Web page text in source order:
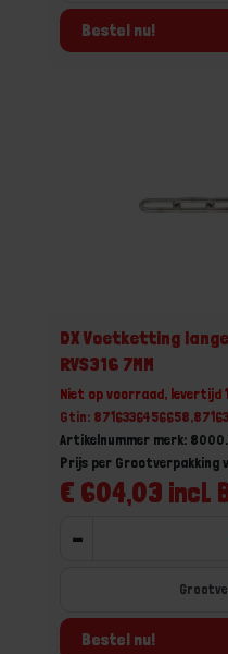
Bestel nu!
DX Voetketting
RVS316 7MM
Niet op voorraad, levertijd
Gtin:
Artikelnummer merk:
€ 604,03 incl.
Prijs per Grootverpakking
-
Bestel nu!